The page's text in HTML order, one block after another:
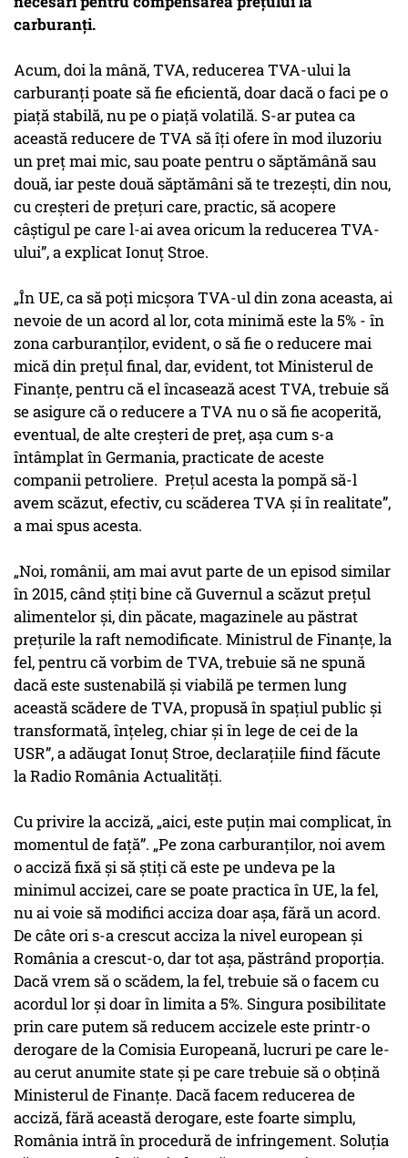
carburanți.
Acum, doi la mână, TVA, reducerea TVA-ului la
carburanți poate să fie eficientă, doar dacă o faci pe o
piață stabilă, nu pe o piață volatilă. S-ar putea ca
această reducere de TVA să îți ofere în mod iluzoriu
un preț mai mic, sau poate pentru o săptămână sau
două, iar peste două săptămâni să te trezești, din nou,
cu creșteri de prețuri care, practic, să acopere
câștigul pe care l-ai avea oricum la reducerea TVA-
ului”, a explicat Ionuț Stroe.
„În UE, ca să poți micșora TVA-ul din zona aceasta, ai
nevoie de un acord al lor, cota minimă este la 5% - în
zona carburanților, evident, o să fie o reducere mai
mică din prețul final, dar, evident, tot Ministerul de
Finanțe, pentru că el încasează acest TVA, trebuie să
se asigure că o reducere a TVA nu o să fie acoperită,
eventual, de alte creșteri de preț, așa cum s-a
întâmplat în Germania, practicate de aceste
companii petroliere. Prețul acesta la pompă să-l
avem scăzut, efectiv, cu scăderea TVA și în realitate”,
a mai spus acesta.
„Noi, românii, am mai avut parte de un episod similar
în 2015, când știți bine că Guvernul a scăzut prețul
alimentelor și, din păcate, magazinele au păstrat
prețurile la raft nemodificate. Ministrul de Finanțe, la
fel, pentru că vorbim de TVA, trebuie să ne spună
dacă este sustenabilă și viabilă pe termen lung
această scădere de TVA, propusă în spațiul public și
transformată, înțeleg, chiar și în lege de cei de la
USR”, a adăugat Ionuț Stroe, declarațiile fiind făcute
la Radio România Actualități.
Cu privire la acciză, „aici, este puțin mai complicat, în
momentul de față”. „Pe zona carburanților, noi avem
o acciză fixă și să știți că este pe undeva pe la
minimul accizei, care se poate practica în UE, la fel,
nu ai voie să modifici acciza doar așa, fără un acord.
De câte ori s-a crescut acciza la nivel european și
România a crescut-o, dar tot așa, păstrând proporția.
Dacă vrem să o scădem, la fel, trebuie să o facem cu
acordul lor și doar în limita a 5%. Singura posibilitate
prin care putem să reducem accizele este printr-o
derogare de la Comisia Europeană, lucruri pe care le-
au cerut anumite state și pe care trebuie să o obțină
Ministerul de Finanțe. Dacă facem reducerea de
acciză, fără această derogare, este foarte simplu,
România intră în procedură de infringement. Soluția